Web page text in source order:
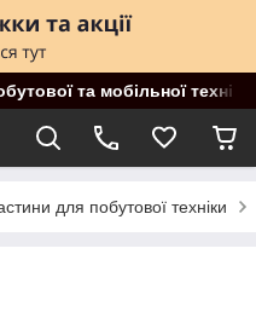
та мобільної
для побутової техніки